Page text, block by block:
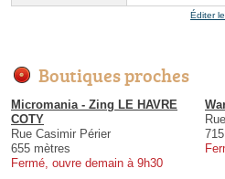
Éditer
Boutiques proches
Micromania - Zing LE HAVRE
COTY
Rue Casimir Périer
655 mètres
Fermé, ouvre demain à 9h30